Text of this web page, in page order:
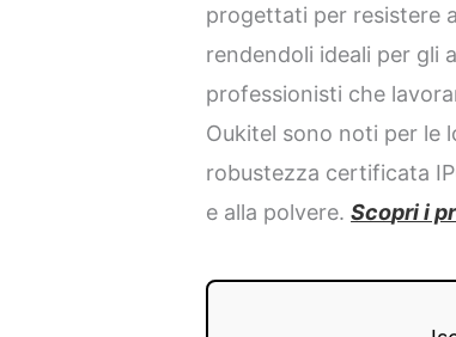
progettati per resistere
rendendoli ideali per gli
professionisti che
Oukitel sono noti per le
robustezza certificata
e alla polvere.Scopri i